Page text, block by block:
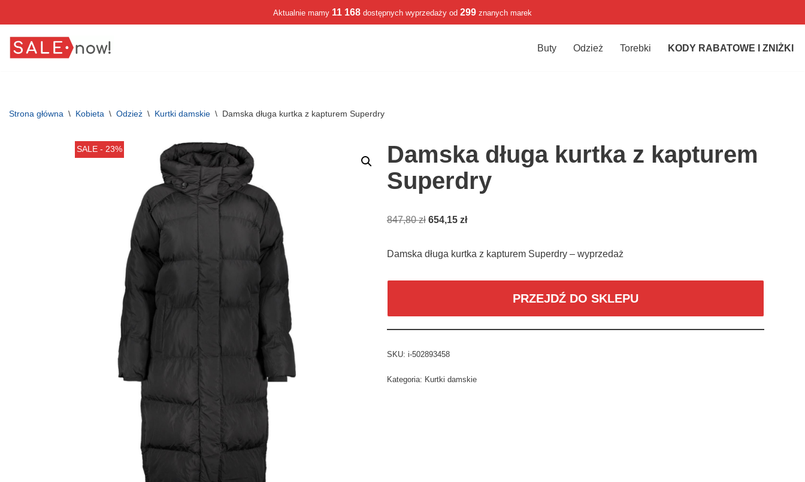
do
Aktualnie mamy 11 168 dostępnych wyprzedaży od 299 znanych marek
Buty Odzież Torebki KODY RABATOWE I ZNIŻKI
Strona główna \ Kobieta \ Odzież \ Kurtki damskie \ Damska długa kurtka z kapturem Superdry
SALE - 23%
Damska długa kurtka z kapturem
Superdry
847,80zł 654,15 zł
Damska długa kurtka z kapturem Superdry – wyprzedaż
PRZEJDŹ DO SKLEPU
SKU: i-502893458
Kategoria: Kurtki damskie